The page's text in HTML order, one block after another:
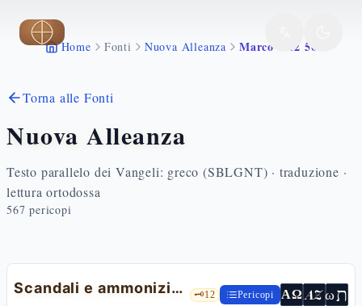
Vai al contenuto principale
Home Fonti Nuova Alleanza Marco 9 42 50
Torna alle Fonti
Nuova Alleanza
Testo parallelo dei Vangeli: greco (SBLGNT) · traduzione ·
lettura ortodossa
567 pericopi
Scandali e ammonizioni 🗝️12 Pericopi ΑΩ AZωת